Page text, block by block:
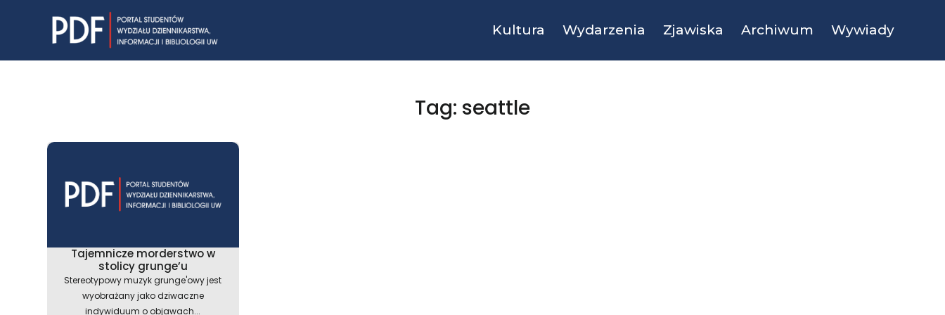
Kultura Wydarzenia Zjawiska Archiwum Wywiady
Tag: seattle
Tajemnicze morderstwo w
stolicy grunge’u
Stereotypowy muzyk grunge'owy jest
wyobrażany jako dziwaczne
indywiduum o objawach...